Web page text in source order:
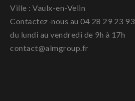
Ville : Vaulx-en-Velin
Contactez-nous au 04 28 29 23 93
du lundi au vendredi de 9h à 17h
contact@almgroup.fr